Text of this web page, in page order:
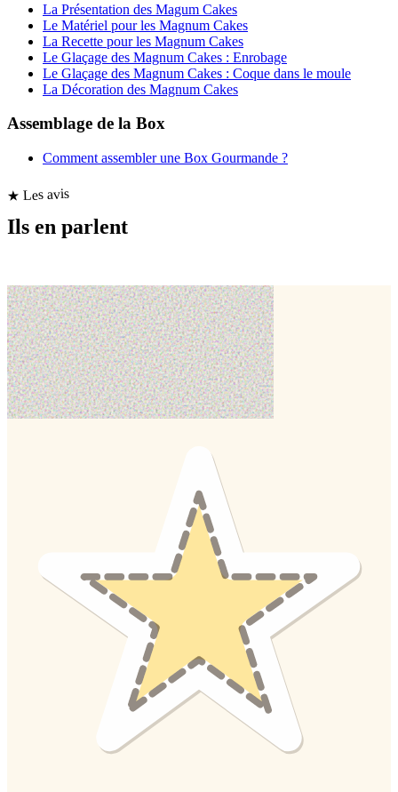
La Présentation des Magum Cakes
Le Matériel pour les Magnum Cakes
La Recette pour les Magnum Cakes
Le Glaçage des Magnum Cakes : Enrobage
Le Glaçage des Magnum Cakes : Coque dans le moule
La Décoration des Magnum Cakes
Assemblage de la Box
Comment assembler une Box Gourmande ?
★ Les avis
Ils en parlent